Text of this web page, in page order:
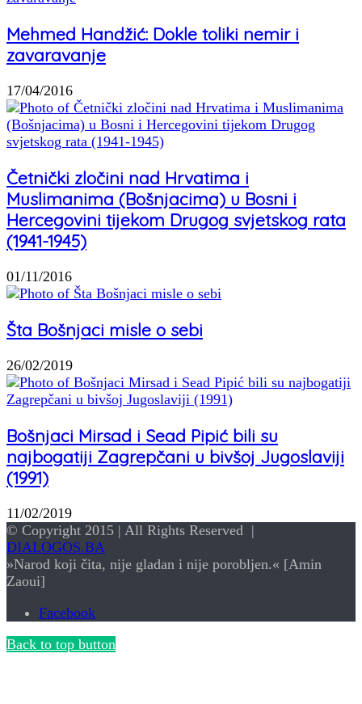
Mehmed Handžić: Dokle toliki nemir i
zavaravanje
17/04/2016
Četnički zločini nad Hrvatima i
Muslimanima (Bošnjacima) u Bosni i
Hercegovini tijekom Drugog svjetskog rata
(1941-1945)
01/11/2016
Šta Bošnjaci misle o sebi
26/02/2019
Bošnjaci Mirsad i Sead Pipić bili su
najbogatiji Zagrepčani u bivšoj Jugoslaviji
(1991)
11/02/2019
© Copyright 2015 | All Rights Reserved |
DIALOGOS.BA
»Narod koji čita, nije gladan i nije porobljen.« [Amin
Zaoui]
Facebook
Back to top button